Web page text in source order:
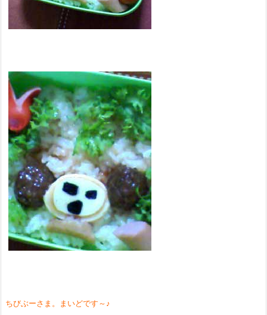
ちびぶーさま。まいどです～♪